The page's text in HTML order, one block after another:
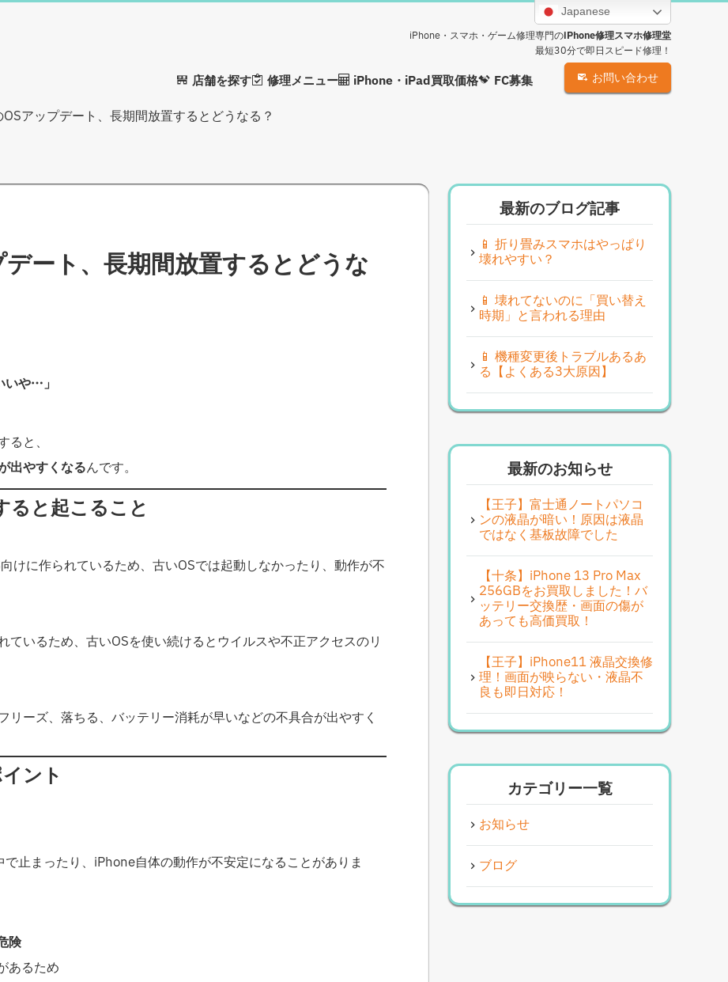
Japanese
iPhone・スマホ・ゲーム修理専門のiPhone修理スマホ修理堂
最短30分で即日スピード修理！
店舗を探す 修理メニュー iPhone・iPad買取価格 FC募集 お問い合わせ
OSアップデート、長期間放置するとどうなる？
ート、長期間放置するとどうな
いや…」
と、
出やすくなるんです。
ると起こること
けに作られているため、古いOSでは起動しなかったり、動作が不
ているため、古いOSを使い続けるとウイルスや不正アクセスのリ
リーズ、落ちる、バッテリー消耗が早いなどの不具合が出やすく
ント
止まったり、iPhone自体の動作が不安定になることがありま
険
あるため
最新のブログ記事
📱 折り畳みスマホはやっぱり
壊れやすい？
📱 壊れてないのに「買い替え
時期」と言われる理由
📱 機種変更後トラブルあるあ
る【よくある3大原因】
最新のお知らせ
【王子】富士通ノートパソコ
ンの液晶が暗い！原因は液晶
ではなく基板故障でした
【十条】iPhone 13 Pro Max
256GBをお買取しました！バ
ッテリー交換歴・画面の傷が
あっても高価買取！
【王子】iPhone11 液晶交換修
理！画面が映らない・液晶不
良も即日対応！
カテゴリー一覧
お知らせ
ブログ